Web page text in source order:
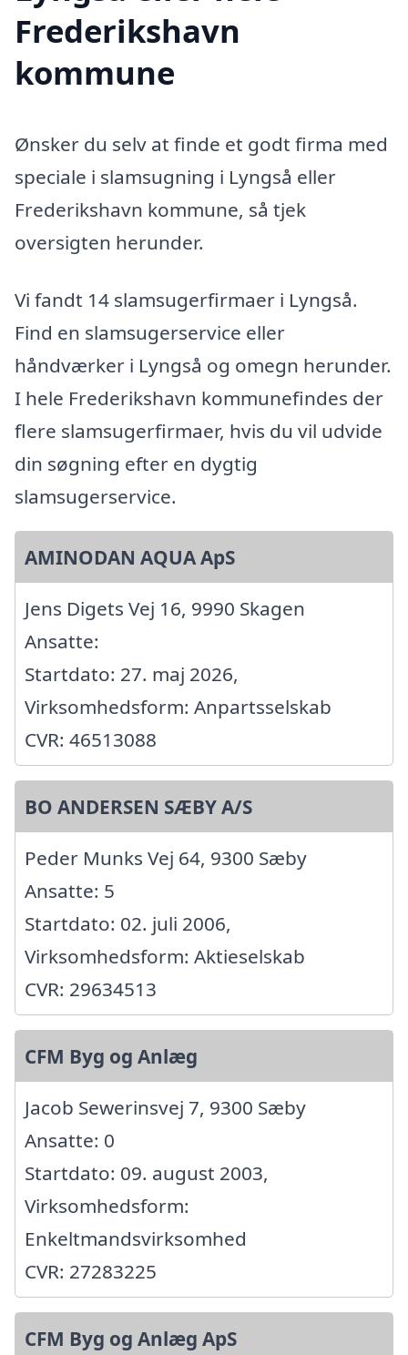
Frederikshavn
kommune
Ønsker du selv at finde et godt firma med
speciale i slamsugning i Lyngså eller
Frederikshavn kommune, så tjek
oversigten herunder.
Vi fandt 14 slamsugerfirmaer i Lyngså.
Find en slamsugerservice eller
håndværker i Lyngså og omegn herunder.
I hele Frederikshavn kommunefindes der
flere slamsugerfirmaer, hvis du vil udvide
din søgning efter en dygtig
slamsugerservice.
AMINODAN AQUA ApS
Jens Digets Vej 16, 9990 Skagen
Ansatte:
Startdato: 27. maj 2026,
Virksomhedsform: Anpartsselskab
CVR: 46513088
BO ANDERSEN SÆBY A/S
Peder Munks Vej 64, 9300 Sæby
Ansatte: 5
Startdato: 02. juli 2006,
Virksomhedsform: Aktieselskab
CVR: 29634513
CFM Byg og Anlæg
Jacob Sewerinsvej 7, 9300 Sæby
Ansatte: 0
Startdato: 09. august 2003,
Virksomhedsform:
Enkeltmandsvirksomhed
CVR: 27283225
CFM Byg og Anlæg ApS